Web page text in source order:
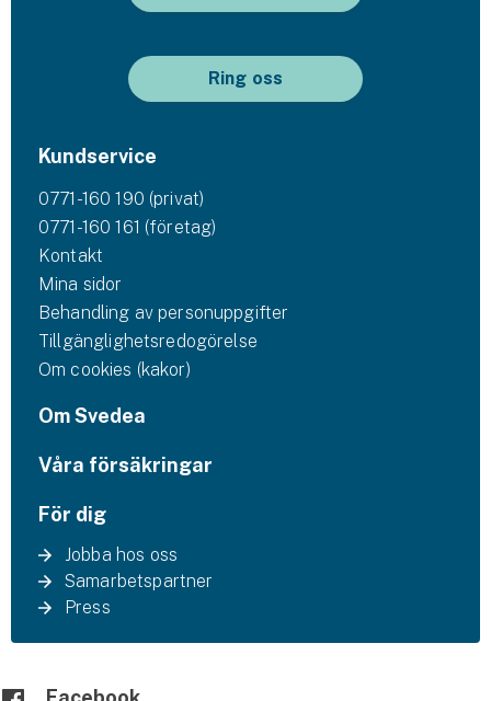
Ring oss
Kundservice
0771-160 190 (privat)
0771-160 161 (företag)
Kontakt
Mina sidor
Behandling av personuppgifter
Tillgänglighetsredogörelse
Om cookies (kakor)
Om Svedea
Våra försäkringar
För dig
Jobba hos oss
Samarbetspartner
Press